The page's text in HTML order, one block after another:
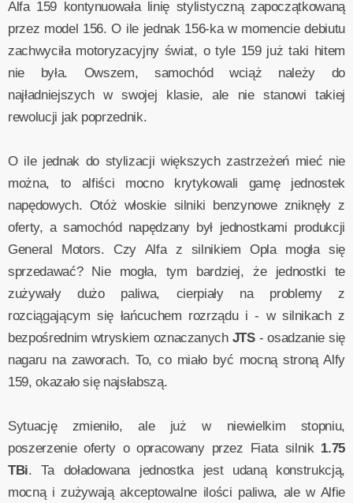
Alfa 159 kontynuowała linię stylistyczną zapoczątkowaną
przez model 156. O ile jednak 156-ka w momencie debiutu
zachwyciła motoryzacyjny świat, o tyle 159 już taki hitem
nie była. Owszem, samochód wciąż należy do
najładniejszych w swojej klasie, ale nie stanowi takiej
rewolucji jak poprzednik.
O ile jednak do stylizacji większych zastrzeżeń mieć nie
można, to alfiści mocno krytykowali gamę jednostek
napędowych. Otóż włoskie silniki benzynowe zniknęły z
oferty, a samochód napędzany był jednostkami produkcji
General Motors. Czy Alfa z silnikiem Opla mogła się
sprzedawać? Nie mogła, tym bardziej, że jednostki te
zużywały dużo paliwa, cierpiały na problemy z
rozciągającym się łańcuchem rozrządu i - w silnikach z
bezpośrednim wtryskiem oznaczanych JTS- osadzanie się
nagaru na zaworach. To, co miało być mocną stroną Alfy
159, okazało się najsłabszą.
Sytuację zmieniło, ale już w niewielkim stopniu,
poszerzenie oferty o opracowany przez Fiata silnik 1.75
TBi. Ta doładowana jednostka jest udaną konstrukcją,
mocną i zużywają akceptowalne ilości paliwa, ale w Alfie